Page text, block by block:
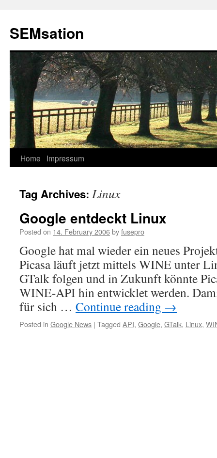
SEMsation
Skip
content
Home Impressum
Tag Archives: Linux
Google entdeckt Linux
Posted on 14. February 2006byfusepro
Google hat mal wieder ein neues
Picasa läuft jetzt mittels WINE unter
GTalk folgen und in Zukunft könnte
WINE-API hin entwicklet werden.
für sich … Continue reading →
Posted in Google News | Tagged API, Google, GTalk, Linux,